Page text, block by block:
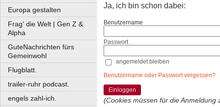
Europa gestalten
Frag' die Welt | Gen Z &
Alpha
GuteNachrichten fürs
Gemeinwohl
Flugblatt.
trailer-ruhr podcast.
engels zahl-ich.
Ja, ich bin schon dabei:
Benutzername
Passwort
angemeldet bleiben
Benutzername oder Passwort vergessen?
Einloggen
(Cookies müssen für die Anmeldung